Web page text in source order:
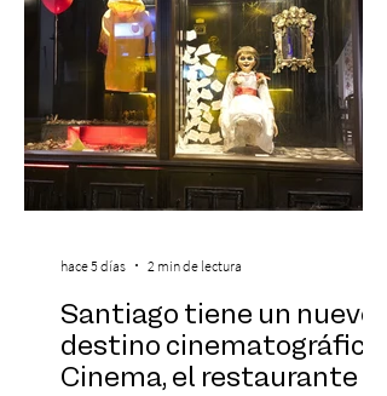
Santiago tiene un nuevo
destino cinematográfico:
Cinema, el restaurante
hace 5 días 2 min de lectura